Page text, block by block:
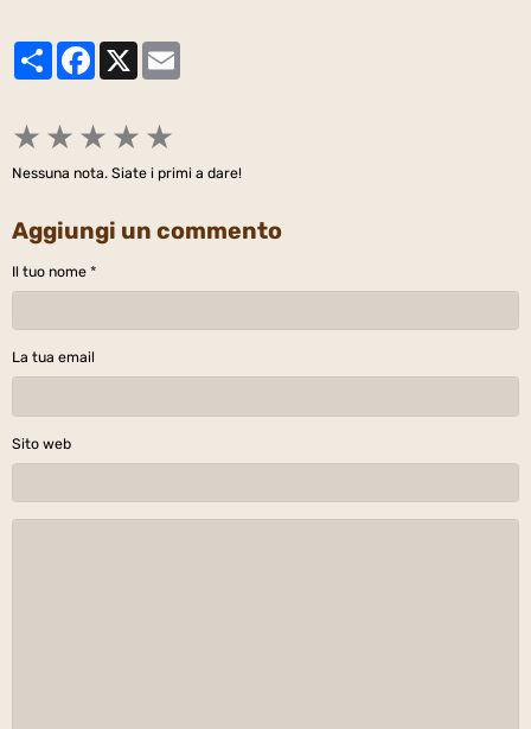
PartagerFacebook
X
★ ★ ★ ★ ★
Nessuna nota. Siate i primi a dare!
Aggiungi un commento
Il tuo nome
La tua email
Sito web